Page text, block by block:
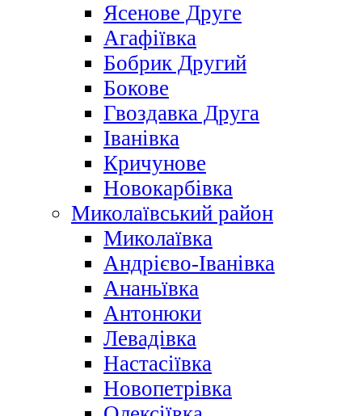
Ясенове Друге
Агафіївка
Бобрик Другий
Бокове
Гвоздавка Друга
Іванівка
Кричунове
Новокарбівка
Миколаївський район
Миколаївка
Андрієво-Іванівка
Ананьївка
Антонюки
Левадівка
Настасіївка
Новопетрівка